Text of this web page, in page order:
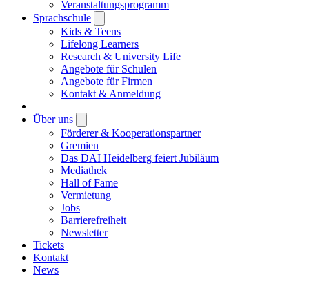
Veranstaltungsprogramm
Sprachschule
submenu
Kids & Teens
Lifelong Learners
Research & University Life
Angebote für Schulen
Angebote für Firmen
Kontakt & Anmeldung
|
Über uns
submenu
Förderer & Kooperationspartner
Gremien
Das DAI Heidelberg feiert Jubiläum
Mediathek
Hall of Fame
Vermietung
Jobs
Barrierefreiheit
Newsletter
Tickets
Kontakt
News